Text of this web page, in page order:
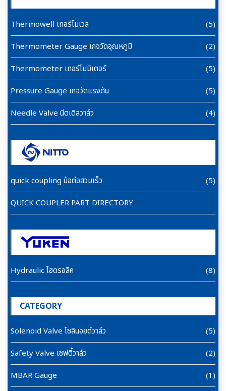
Thermowell เทอร์โมเวล
(5)
Thermometer Gauge เกจวัดอุณหภูมิ
(2)
Thermometer เทอร์โมมิเตอร์
(5)
Pressure Gauge เกจวัดแรงดัน
(5)
Needle Valve นีดเดิลวาล์ว
(4)
quick coupling ข้อต่อสวมเร็ว
(5)
QUICK COUPLER PART DIRECTORY
Hydraulic ไฮดรอลิค (8)
CATEGORY
Solenoid Valve โซลินอยด์วาล์ว
(5)
Safety Valve เซฟตี้วาล์ว
(2)
MBAR Gauge
(1)